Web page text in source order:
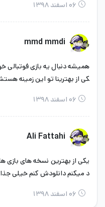
۰۶ اسفند ۱۳۹۸
mmd mmdi
همیشه دنبال یه بازی فوتبالی
کی از بهترینا تو این زمینه
۰۶ اسفند ۱۳۹۸
Ali Fattahi
یکی از بهترین نسخه های
د میکنم دانلودش کنم خیلی
۰۶ اسفند ۱۳۹۸